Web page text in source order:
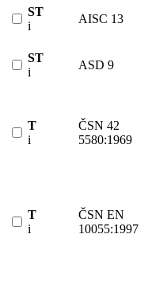
ST
i
AISC 13
ST
i
ASD 9
T
i
ČSN 42
5580:1969
T
i
ČSN EN
10055:1997